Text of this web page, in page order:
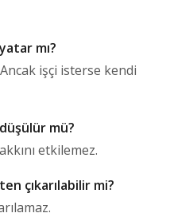
mı?
işçi isterse kendi
mü?
etkilemez.
çıkarılabilir mi?